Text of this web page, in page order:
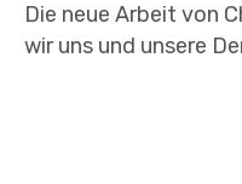
Die neue Arbeit von
wir uns und unsere